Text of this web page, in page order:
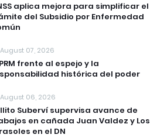
aplica mejora para simplificar el
del Subsidio por Enfermedad
August 07, 2026
frente al espejo y la
histórica del poder
August 06, 2026
Suberví supervisa avance de
en cañada Juan Valdez y Los
en el DN